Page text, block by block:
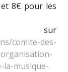
8€ pour les
sur
comite-des-
la-musique-